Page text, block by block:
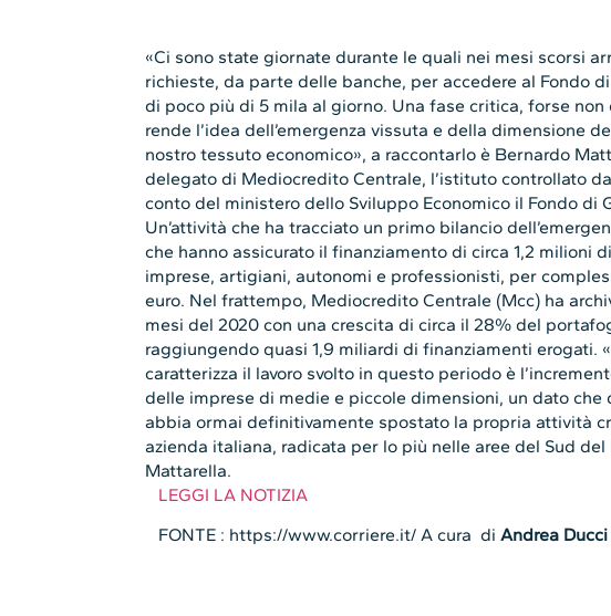
«Ci sono state giornate durante le quali nei mesi scorsi
richieste, da parte delle banche, per accedere al Fondo
di poco più di 5 mila al giorno. Una fase critica, forse
rende l’idea dell’emergenza vissuta e della dimensione
nostro tessuto economico», a raccontarlo è Bernardo
delegato di Mediocredito Centrale, l’istituto controllato
conto del ministero dello Sviluppo Economico il Fondo di
Un’attività che ha tracciato un primo bilancio
che hanno assicurato il finanziamento di circa 1,2 milioni
imprese, artigiani, autonomi e professionisti, per
euro. Nel frattempo, Mediocredito Centrale (Mcc) ha
mesi del 2020 con una crescita di circa il 28% del
raggiungendo quasi 1,9 miliardi di finanziamenti erogati.
caratterizza il lavoro svolto in questo periodo è
delle imprese di medie e piccole dimensioni, un dato che
abbia ormai definitivamente spostato la propria attività
azienda italiana, radicata per lo più nelle aree del Sud del
Mattarella.
LEGGI LA NOTIZIA
FONTE : https://www.corriere.it/ A cura diAndrea